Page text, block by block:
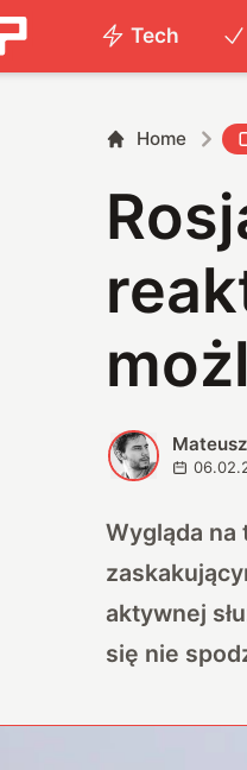
Tech
Home
M
Wygląda na
aktywnej
się nie